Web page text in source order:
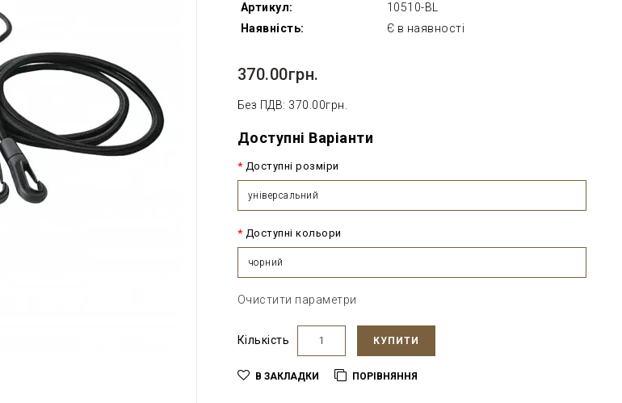
Артикул:
10510-BL
Наявність:
Є в наявності
370.00грн.
Без ПДВ: 370.00грн.
Доступні Варіанти
Доступні розміри
універсальний
Доступні кольори
чорний
Очистити параметри
Кількість КУПИТИ
В ЗАКЛАДКИ ПОРІВНЯННЯ